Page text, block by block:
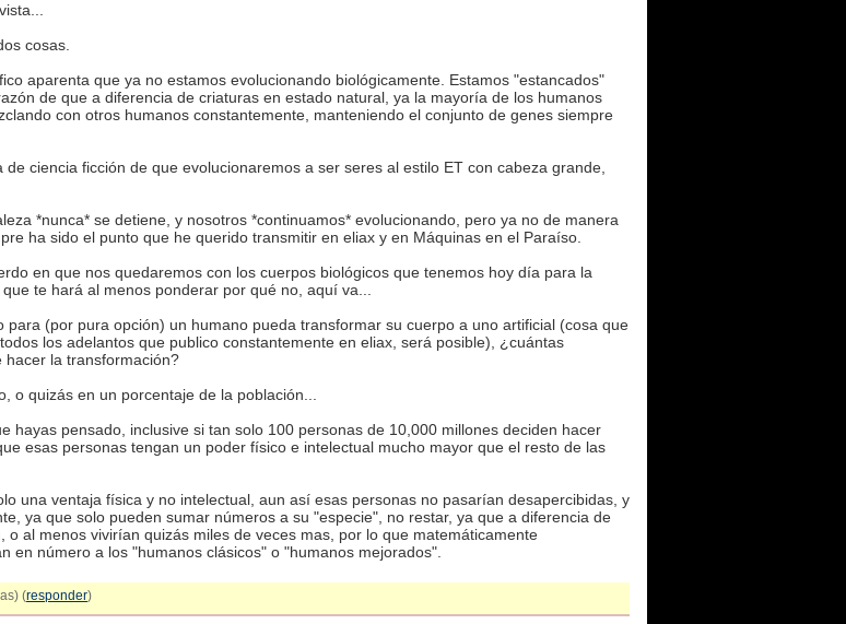
cosas.
aparenta que ya no estamos evolucionando biológicamente. Estamos "estancados"
de que a diferencia de criaturas en estado natural, ya la mayoría de los humanos
con otros humanos constantemente, manteniendo el conjunto de genes siempre
ciencia ficción de que evolucionaremos a ser seres al estilo ET con cabeza grande,
*nunca* se detiene, y nosotros *continuamos* evolucionando, pero ya no de manera
ha sido el punto que he querido transmitir en eliax y en Máquinas en el Paraíso.
en que nos quedaremos con los cuerpos biológicos que tenemos hoy día para la
te hará al menos ponderar por qué no, aquí va...
(por pura opción) un humano pueda transformar su cuerpo a uno artificial (cosa que
los adelantos que publico constantemente en eliax, será posible), ¿cuántas
hacer la transformación?
o quizás en un porcentaje de la población...
hayas pensado, inclusive si tan solo 100 personas de 10,000 millones deciden hacer
esas personas tengan un poder físico e intelectual mucho mayor que el resto de las
una ventaja física y no intelectual, aun así esas personas no pasarían desapercibidas, y
ya que solo pueden sumar números a su "especie", no restar, ya que a diferencia de
al menos vivirían quizás miles de veces mas, por lo que matemáticamente
en número a los "humanos clásicos" o "humanos mejorados".
(responder)